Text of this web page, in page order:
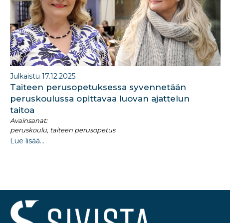
Julkaistu 17.12.2025
Taiteen perusopetuksessa syvennetään
peruskoulussa opittavaa luovan ajattelun
taitoa
Avainsanat:
peruskoulu, taiteen perusopetus
Lue lisää...